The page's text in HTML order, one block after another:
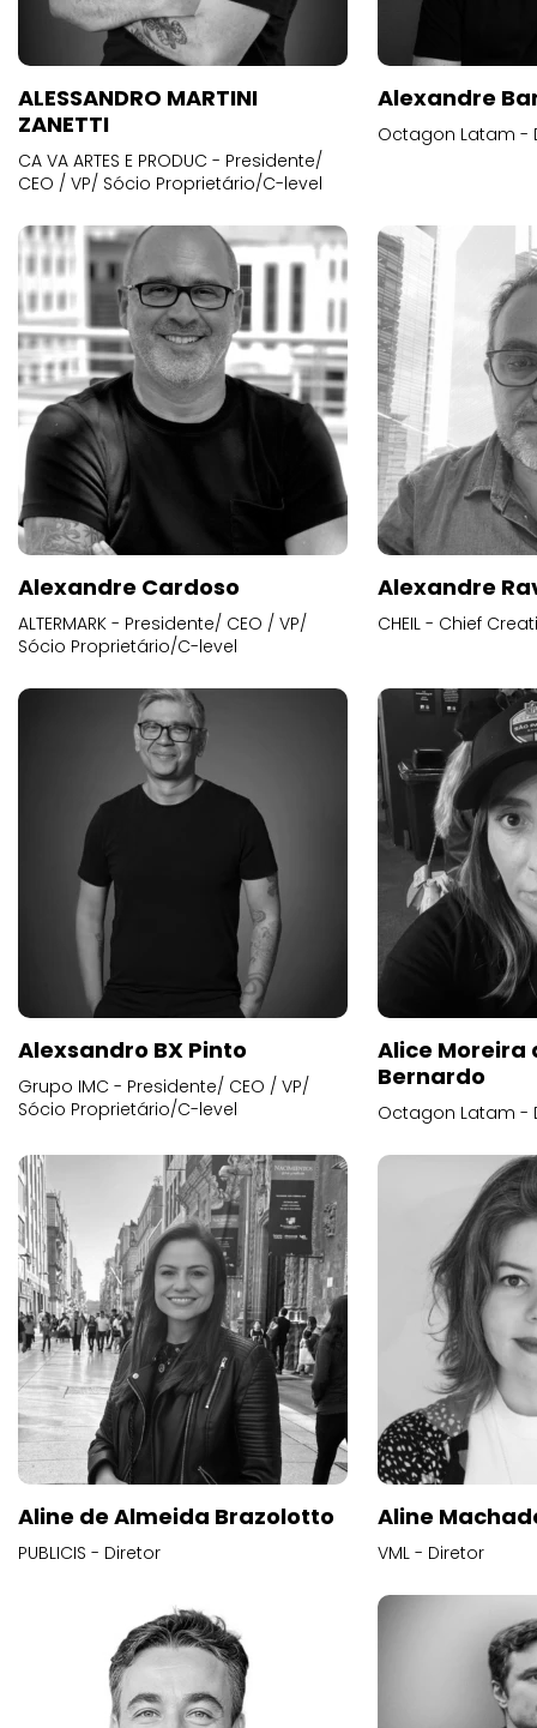
ALESSANDRO MARTINI
ZANETTI
CA VA ARTES E PRODUC - Presidente/
CEO / VP/ Sócio Proprietário/C-level
Alexandre
Octagon Latam -
Alexandre Cardoso
ALTERMARK - Presidente/ CEO / VP/
Sócio Proprietário/C-level
Alexandre
CHEIL - Chief
Alexsandro BX Pinto
Grupo IMC - Presidente/ CEO / VP/
Sócio Proprietário/C-level
Alice
Bernardo
Octagon Latam -
Aline de Almeida Brazolotto
PUBLICIS - Diretor
Aline
VML - Diretor